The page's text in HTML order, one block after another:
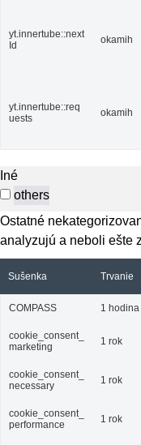
yt.innertube::next
Id
okamih
yt.innertube::req
uests
okamih
Iné
others
Ostatné
analyzujú a neboli ešte
Sušenka Trvanie
COMPASS 1 hodina
cookie_consent_
marketing
1 rok
cookie_consent_
necessary
1 rok
cookie_consent_
performance
1 rok